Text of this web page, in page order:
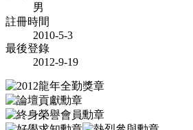
男
註冊時間
2010-5-3
最後登錄
2012-9-19